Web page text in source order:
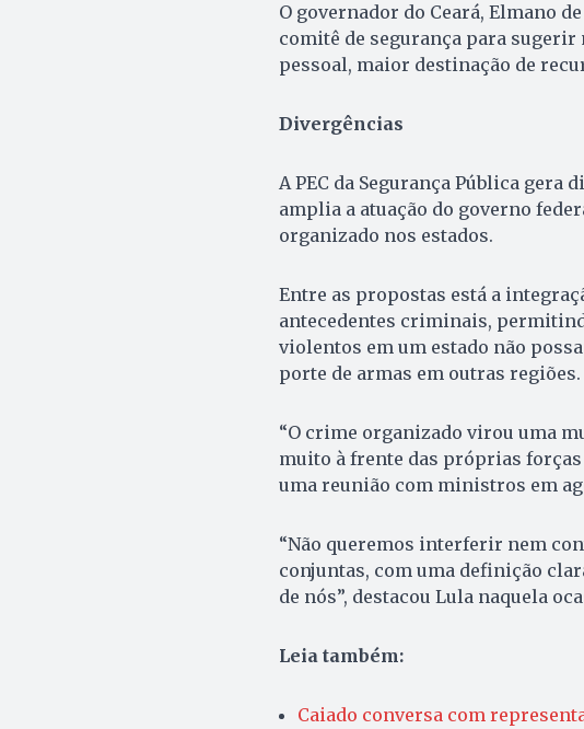
O governador do Ceará, Elmano
comitê de segurança para sugerir
pessoal, maior destinação de
Divergências
A PEC da Segurança Pública
amplia a atuação do governo
organizado nos estados.
Entre as propostas está a
antecedentes criminais,
violentos em um estado não
porte de armas em outras regiões.
“O crime organizado virou uma
muito à frente das próprias
uma reunião com ministros em
“Não queremos interferir nem
conjuntas, com uma definição
de nós”, destacou Lula naquela
Leia também:
Caiado conversa com